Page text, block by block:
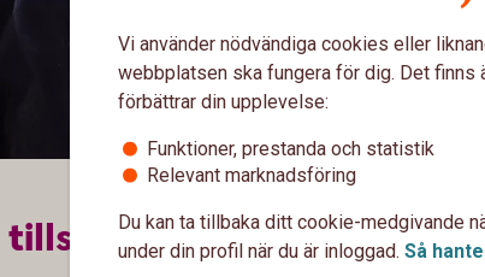
tillsammansoch det är en
Vi använder nödvändiga cookies eller
webbplatsen ska fungera för dig. Det finns
förbättrar din upplevelse:
Funktioner, prestanda och statistik
Relevant marknadsföring
Du kan ta tillbaka ditt cookie-medgivande
under din profil när du är inloggad. Så